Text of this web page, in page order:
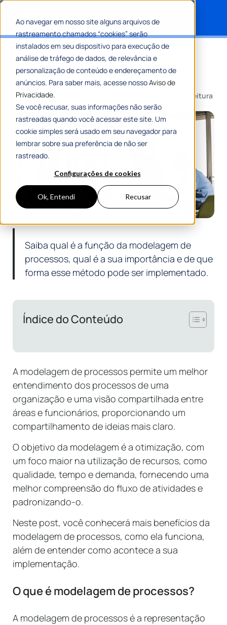
Ao navegar em nosso site alguns arquivos de
rastreamento chamados “cookies” serão
instalados em seu dispositivo para execução de
análise de tráfego de dados, de relevância e
personalização de conteúdo e endereçamento de
anúncios. Para saber mais, acesse nossoAviso de
Privacidade.
Se você recusar, suas informações não serão
rastreadas quando você acessar este site. Um
cookie simples será usado em seu navegador para
lembrar sobre sua preferência de não ser
rastreado.
Configurações de cookies
Ok, Entendi Recusar
Modelagem de processos:
entenda o que é e como fazer!
PorFlávia Resende 7 Min De Leitura
Saiba qual é a função da modelagem de
processos, qual é a sua importância e de que
forma esse método pode ser implementado.
Índice do Conteúdo
A modelagem de processos permite um melhor
entendimento dos processos de uma
organização e uma visão compartilhada entre
áreas e funcionários, proporcionando um
compartilhamento de ideias mais claro.
O objetivo da modelagem é a otimização, com
um foco maior na utilização de recursos, como
qualidade, tempo e demanda, fornecendo uma
melhor compreensão do fluxo de atividades e
padronizando-o.
Neste post, você conhecerá mais benefícios da
modelagem de processos, como ela funciona,
além de entender como acontece a sua
implementação.
O que é modelagem de processos?
A modelagem de processos é a representação